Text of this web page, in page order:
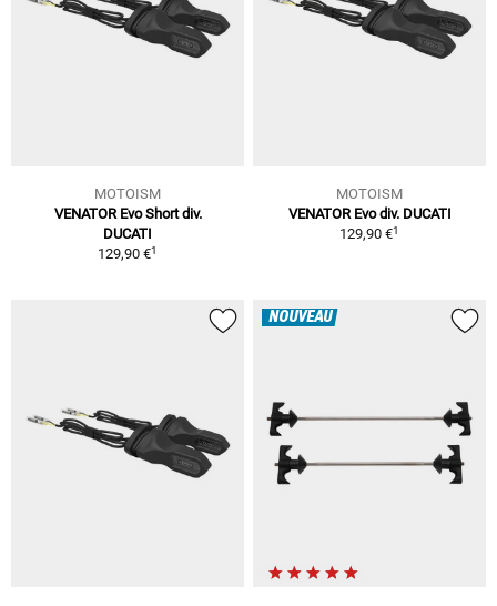
MOTOISM
VENATOR Evo Short div.
DUCATI
129,90 €1
MOTOISM
VENATOR Evo div. DUCATI
129,90 €1
NOUVEAU